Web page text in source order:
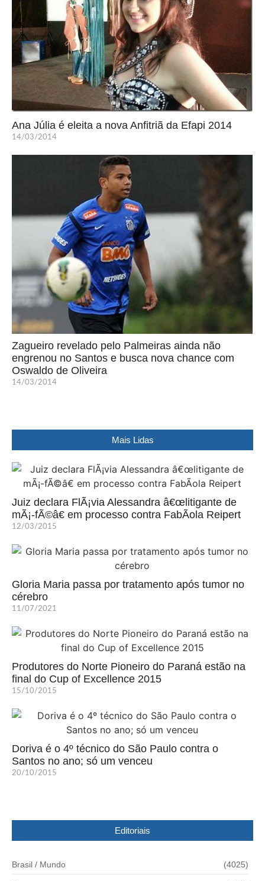
Ana Júlia é eleita a nova Anfitriã da Efapi 2014
14/03/2014
Zagueiro revelado pelo Palmeiras ainda não
engrenou no Santos e busca nova chance com
Oswaldo de Oliveira
14/03/2014
Mais Lidas
Juiz declara FlÃ¡via Alessandra â€œlitigante de
mÃ¡-fÃ©â€ em processo contra FabÃ­ola Reipert
12/03/2015
Gloria Maria passa por tratamento após tumor no
cérebro
11/07/2021
Produtores do Norte Pioneiro do Paraná estão na
final do Cup of Excellence 2015
15/10/2015
Doriva é o 4º técnico do São Paulo contra o
Santos no ano; só um venceu
20/10/2015
Editoriais
Brasil / Mundo (4025)